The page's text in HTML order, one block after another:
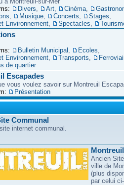
Divers, Art, Cinéma,
, Musique, Concerts, Stages,
Environnement, Spectacles,
Bulletin Municipal , Ecoles,
Environnement, Transports,
de quartier
Escapades
vous voulez savoir sur Montreuil
Présentation
Communal
internet communal.
Ancien
ville de
(plus
par celui